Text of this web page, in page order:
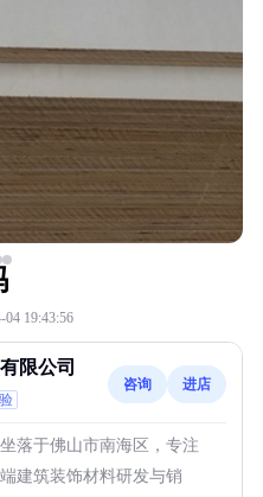
04 19:43:56
限公司
咨询 进店
落于佛山市南海区，专注
建筑装饰材料研发与销